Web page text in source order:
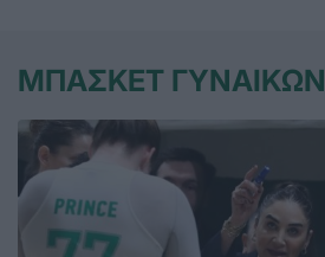
ΜΠΑΣΚΕΤ ΓΥΝΑΙΚΩΝ